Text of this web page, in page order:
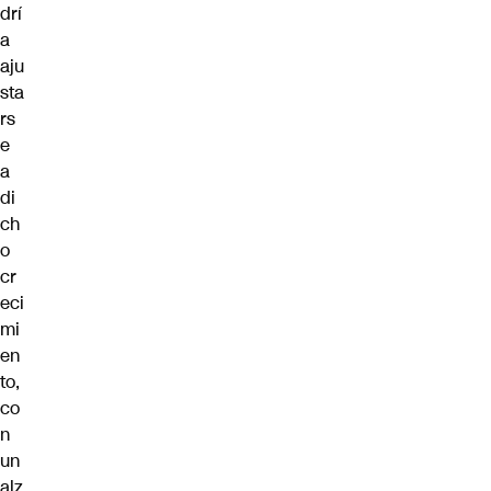
drí
a
aju
sta
rs
e
a
di
ch
o
cr
eci
mi
en
to,
co
n
un